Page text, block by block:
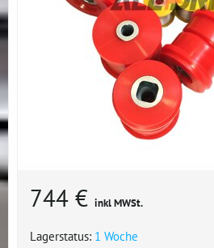
744 € inkl MWSt.
Lagerstatus: 1 Woche